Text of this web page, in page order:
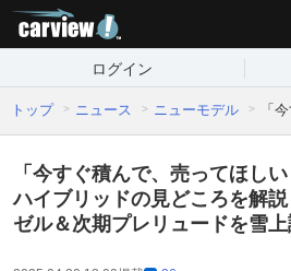
ログイン
トップ ニュース ニューモデル 「
「今すぐ積んで、売ってほし
ハイブリッドの見どころを解
ゼル＆次期プレリュードを雪上